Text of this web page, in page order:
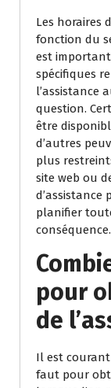
Les horaires
fonction du
est
spécifiques
l’assistance
question.
être
d’autres
plus
site web ou
d’assistance
planifier
conséquence.
pour
de
Il est
faut pour